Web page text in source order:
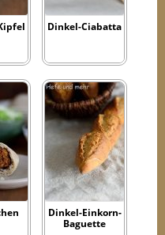
Dinkel-Ciabatta
Dinkel-Einkorn-
Baguette